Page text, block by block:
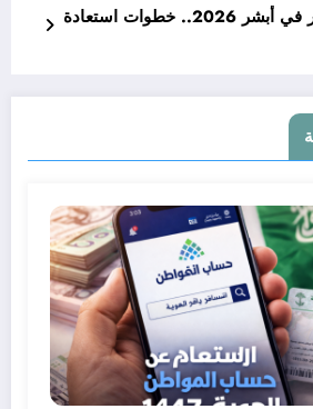
نسيت كلمة المرور في أبشر 2026.. خطوات استعادة